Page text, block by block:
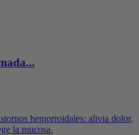
hemorroidales: alivia dolor,
la mucosa.